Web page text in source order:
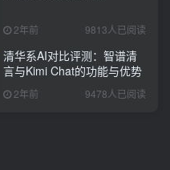
2年前 9813人已阅读
清华系AI对比评测：智谱清
言与Kimi Chat的功能与优势
2年前 9478人已阅读